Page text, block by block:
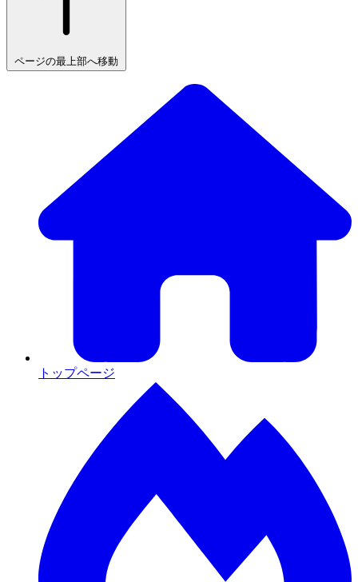
ページの最上部へ移動
トップページ